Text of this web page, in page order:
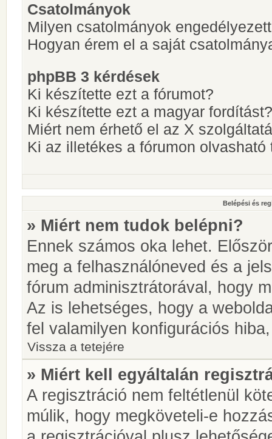
Csatolmányok
Milyen csatolmányok
Hogyan érem el a saját
phpBB 3 kérdések
Ki készítette ezt a fórumot?
Ki készítette ezt a magyar fordítást?
Miért nem érhető el az X
Ki az illetékes a fórumon
Belépési és
» Miért nem tudok belépni?
Ennek számos oka lehet.
meg a felhasználóneved és a
fórum adminisztrátorával, hogy
Az is lehetséges, hogy a
fel valamilyen konfigurációs
Vissza a tetejére
» Miért kell egyáltalán
A regisztráció nem feltétlenül
múlik, hogy megköveteli-e